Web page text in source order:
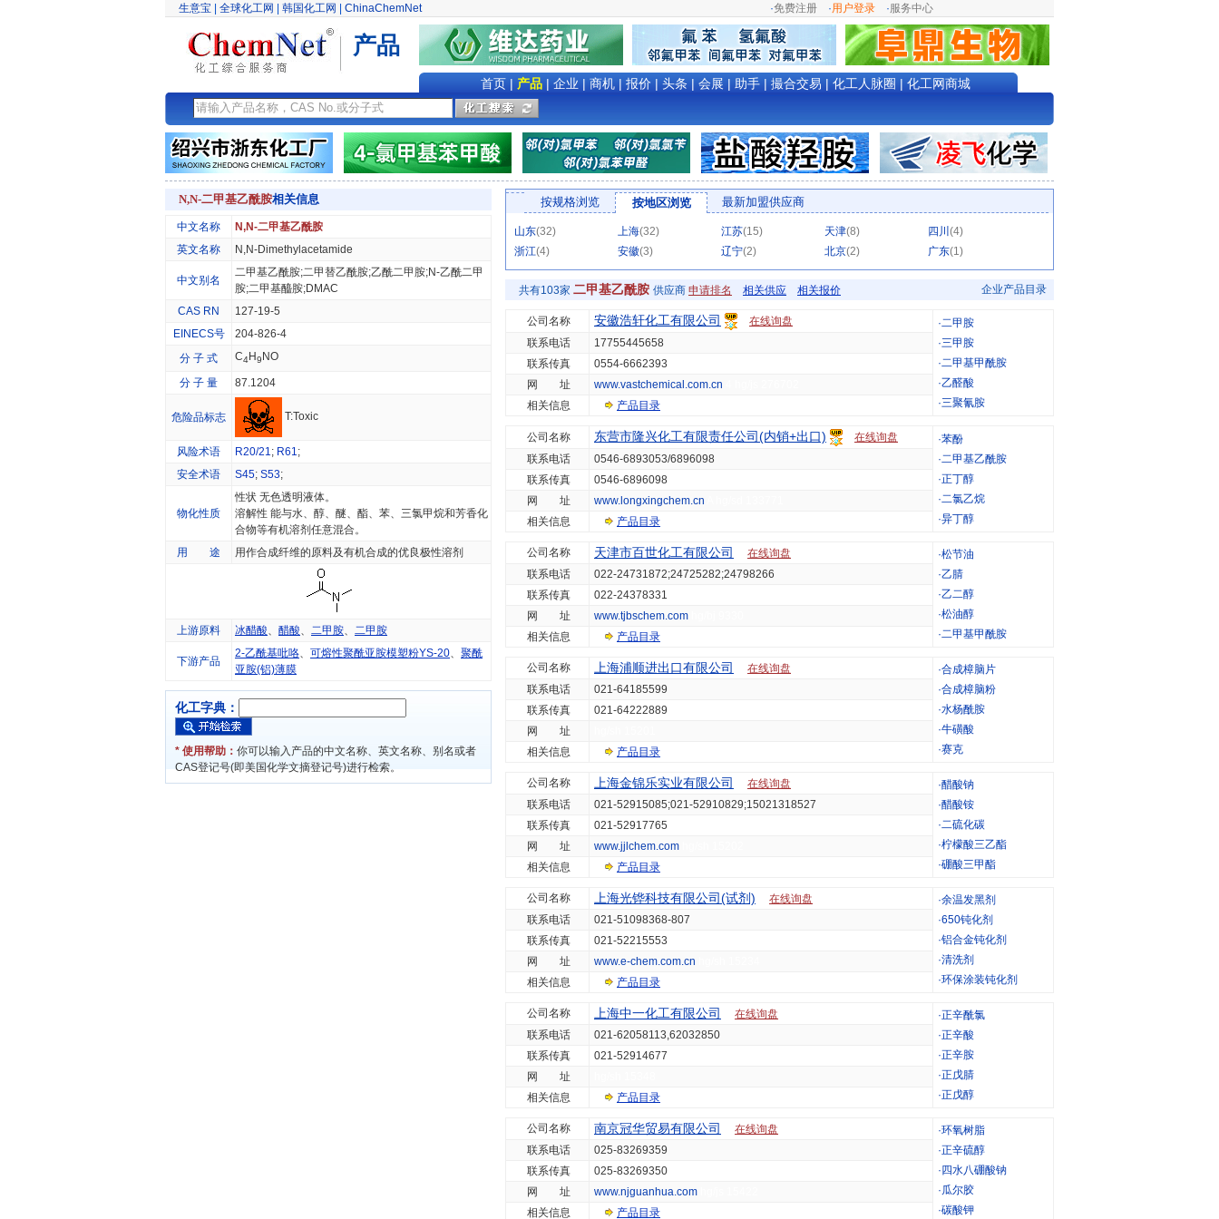
生意宝 全球化工网 韩国化工网 ChinaChemNet ·免费注册 ·用户登录 ·服务中心
产品
首页| 产品| 企业 | 商机| 报价| 头条 | 会展 | 助手| 撮合交易 | 化工人脉圈 | 化工网商城
N,N-二甲基乙酰胺相关信息
中文名称
N,N-二甲基乙酰胺
英文名称
N,N-Dimethylacetamide
中文别名
二甲基乙酰胺;二甲替乙酰胺;乙酰二甲胺;N-乙酰二甲
胺;二甲基醯胺;DMAC
CAS RN
127-19-5
EINECS号
204-826-4
分 子 式
C4H9 NO
分 子 量 87.1204
危险品标志 T:Toxic
风险术语 R20/21; R61;
安全术语
S45; S53;
物化性质
性状 无色透明液体。
溶解性 能与水、醇、醚、酯、苯、三氯甲烷和芳香化
合物等有机溶剂任意混合。
用 途
用作合成纤维的原料及有机合成的优良极性溶剂
上游原料 冰醋酸、 醋酸、 二甲胺、 二甲胺
下游产品
2-乙酰基吡咯、 可熔性聚酰亚胺模塑粉YS-20、 聚酰
亚胺(铝)薄膜
化工字典：
* 使用帮助： 你可以输入产品的中文名称、英文名称、别名或者
CAS登记号(即美国化学文摘登记号)进行检索。
按规格浏览 按地区浏览 最新加盟供应商
山东(32) 上海(32) 江苏(15) 天津(8) 四川 (4)
浙江(4) 安徽(3) 辽宁(2) 北京(2) 广东(1)
共有103家 二甲基乙酰胺 供应商 申请排名 相关供应 相关报价 企业产品目录
公司名称 安徽浩轩化工有限公司 在线询盘 ·二甲胺
·三甲胺
·二甲基甲酰胺
·乙醛酸
·三聚氰胺
联系电话
17755445658
联系传真
0554-6662393
网 址
www.vastchemical.com.cn
相关信息
产品目录
公司名称 东营市隆兴化工有限责任公司(内销+出口) 在线询盘 ·苯酚
·二甲基乙酰胺
·正丁醇
·二氯乙烷
·异丁醇
联系电话
0546-6893053/6896098
联系传真
0546-6896098
网 址
www.longxingchem.cn
相关信息
产品目录
公司名称 天津市百世化工有限公司 在线询盘 ·松节油
·乙腈
·乙二醇
·松油醇
·二甲基甲酰胺
联系电话
022-24731872;24725282;24798266
联系传真
022-24378331
网 址
www.tjbschem.com
相关信息
产品目录
公司名称 上海浦顺进出口有限公司 在线询盘 ·合成樟脑片
·合成樟脑粉
·水杨酰胺
·牛磺酸
·赛克
联系电话
021-64185599
联系传真
021-64222889
网 址
相关信息
产品目录
公司名称 上海金锦乐实业有限公司 在线询盘 ·醋酸钠
·醋酸铵
·二硫化碳
·柠檬酸三乙酯
·硼酸三甲酯
联系电话
021-52915085;021-52910829;15021318527
联系传真
021-52917765
网 址
www.jjlchem.com
相关信息
产品目录
公司名称 上海光铧科技有限公司(试剂) 在线询盘 ·余温发黑剂
·650钝化剂
·铝合金钝化剂
·清洗剂
·环保涂装钝化剂
联系电话
021-51098368-807
联系传真
021-52215553
网 址
www.e-chem.com.cn
相关信息
产品目录
公司名称 上海中一化工有限公司 在线询盘 ·正辛酰氯
·正辛酸
·正辛胺
·正戊腈
·正戊醇
联系电话
021-62058113,62032850
联系传真
021-52914677
网 址
相关信息
产品目录
公司名称 南京冠华贸易有限公司 在线询盘 ·环氧树脂
·正辛硫醇
· 四水八硼酸钠
·瓜尔胶
·碳酸钾
联系电话
025-83269359
联系传真
025-83269350
网 址
www.njguanhua.com
相关信息
产品目录